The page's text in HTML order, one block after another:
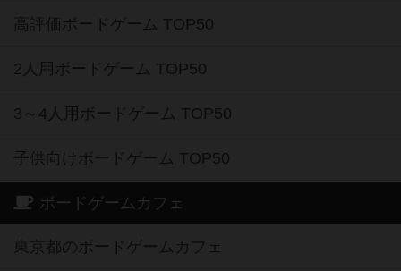
高評価ボードゲーム TOP50
2人用ボードゲーム TOP50
3～4人用ボードゲーム TOP50
子供向けボードゲーム TOP50
ボードゲームカフェ
東京都のボードゲームカフェ